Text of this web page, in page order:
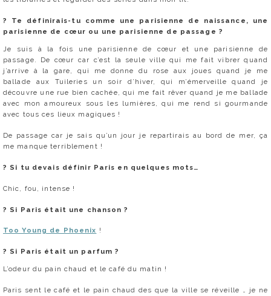
? Te définirais-tu comme une parisienne de naissance, une
parisienne de cœur ou une parisienne de passage ?
Je suis à la fois une parisienne de cœur et une parisienne de
passage. De cœur car c’est la seule ville qui me fait vibrer quand
j’arrive à la gare, qui me donne du rose aux joues quand je me
ballade aux Tuileries un soir d’hiver, qui m’émerveille quand je
découvre une rue bien cachée, qui me fait rêver quand je me ballade
avec mon amoureux sous les lumières, qui me rend si gourmande
avec tous ces lieux magiques !
De passage car je sais qu’un jour je repartirais au bord de mer, ça
me manque terriblement !
? Si tu devais définir Paris en quelques mots…
Chic, fou, intense !
? Si Paris était une chanson ?
Too Young de Phoenix !
? Si Paris était un parfum ?
L’odeur du pain chaud et le café du matin !
Paris sent le café et le pain chaud des que la ville se réveille … je ne